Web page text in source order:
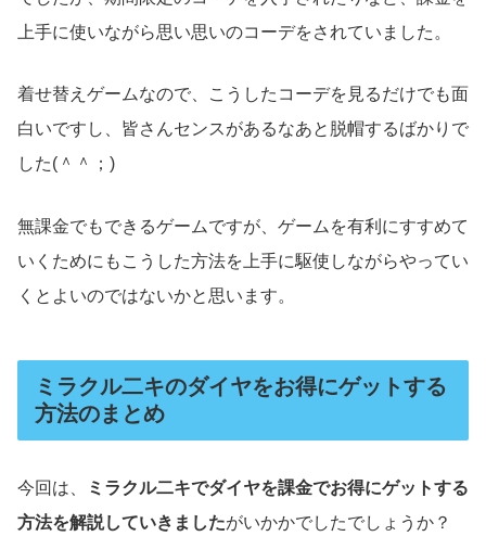
上手に使いながら思い思いのコーデをされていました。
着せ替えゲームなので、こうしたコーデを見るだけでも面
白いですし、皆さんセンスがあるなあと脱帽するばかりで
した(＾＾；)
無課金でもできるゲームですが、ゲームを有利にすすめて
いくためにもこうした方法を上手に駆使しながらやってい
くとよいのではないかと思います。
ミラクル二キのダイヤをお得にゲットする
方法のまとめ
今回は、
ミラクル二キでダイヤを課金でお得にゲットする
方法を解説していきましたがいかかでしたでしょうか？